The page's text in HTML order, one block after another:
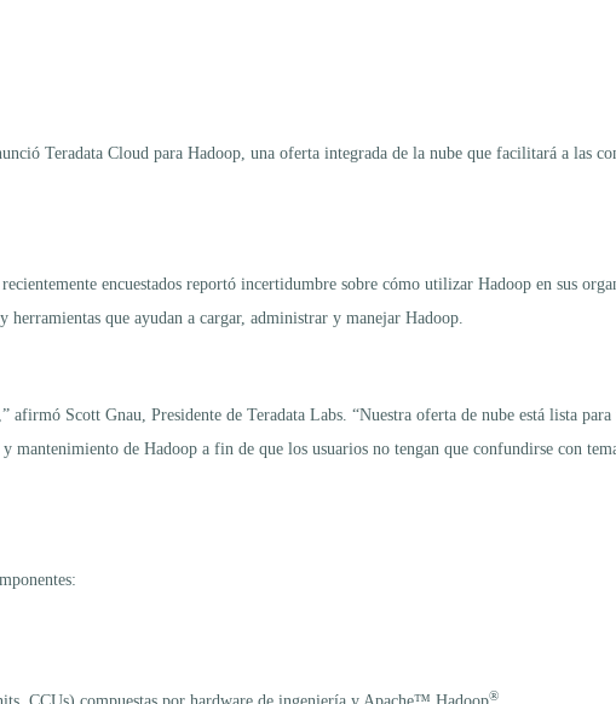
Teradata Cloud para Hadoop, una oferta integrada de la nube que facilitará a las
encuestados reportó incertidumbre sobre cómo utilizar Hadoop en sus
que ayudan a cargar, administrar y manejar Hadoop.
Scott Gnau, Presidente de Teradata Labs. “Nuestra oferta de nube está lista para
de Hadoop a fin de que los usuarios no tengan que confundirse con
®